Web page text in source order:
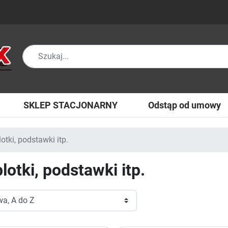
SKLEP STACJONARNY Odstąp od umowy
podstawki itp.
podstawki itp.